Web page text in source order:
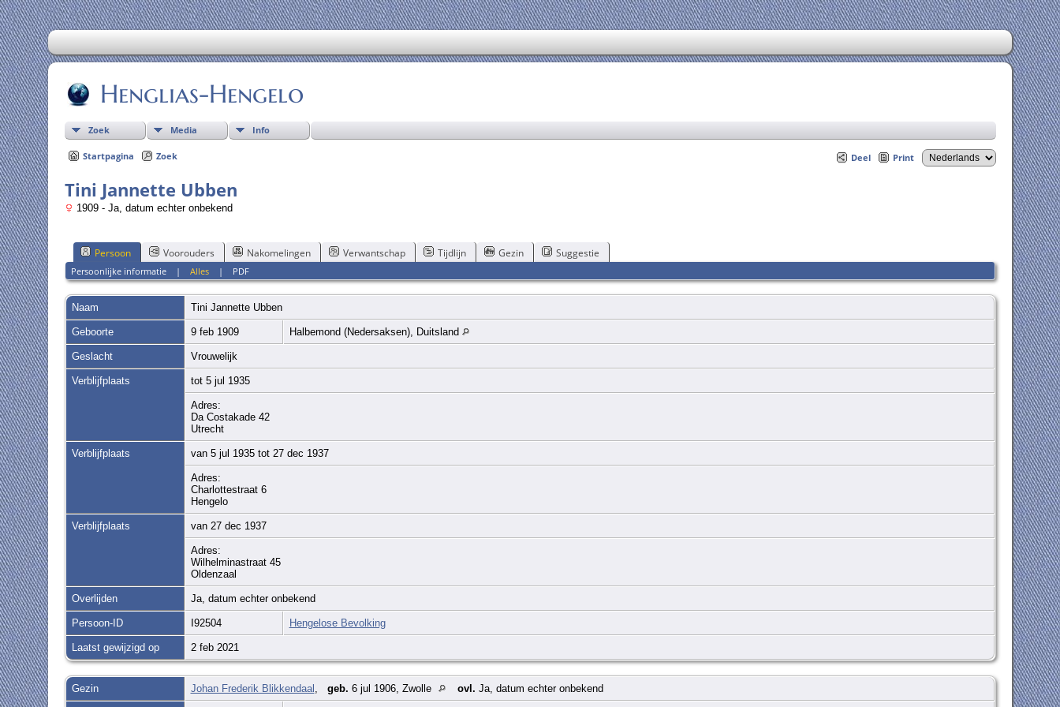
Henglias-Hengelo
Zoek Media Info
Startpagina Zoek Deel Print
Tini Jannette Ubben
1909 - Ja, datum echter onbekend
Persoon Voorouders Nakomelingen Verwantschap Tijdlijn Gezin Suggestie
Persoonlijke informatie |Alles | PDF
Naam Tini Jannette Ubben
Geboorte 9 feb 1909 Halbemond (Nedersaksen), Duitsland
Geslacht Vrouwelijk
Verblijfplaats tot 5 jul 1935
Adres:
Da Costakade 42
Utrecht
Verblijfplaats van 5 jul 1935 tot 27 dec 1937
Adres:
Charlottestraat 6
Hengelo
Verblijfplaats van 27 dec 1937
Adres:
Wilhelminastraat 45
Oldenzaal
Overlijden Ja, datum echter onbekend
Persoon-ID I92504 Hengelose Bevolking
Laatst gewijzigd op 2 feb 2021
Gezin Johan Frederik Blikkendaal geb. 6 jul 1906, Zwolle ovl. Ja, datum echter onbekend